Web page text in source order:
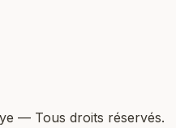
— Tous droits réservés.